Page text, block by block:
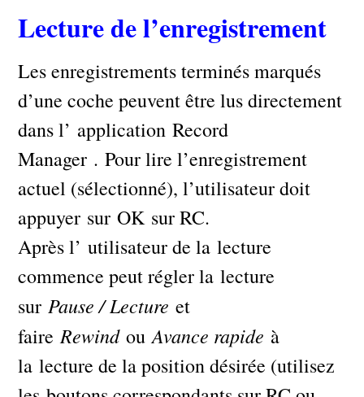
Lecture de l’enregistrement
Les enregistrements terminés marqués
d’une coche peuvent être lus directement
dans l’ application Record
Manager . Pour lire l’enregistrement
actuel (sélectionné), l’utilisateur doit
appuyer sur OK sur RC.
Après l’ utilisateur de la lecture
commence peut régler la lecture
surPause / Lecture et
faireRewindouAvance rapide à
la lecture de la position désirée (utilisez